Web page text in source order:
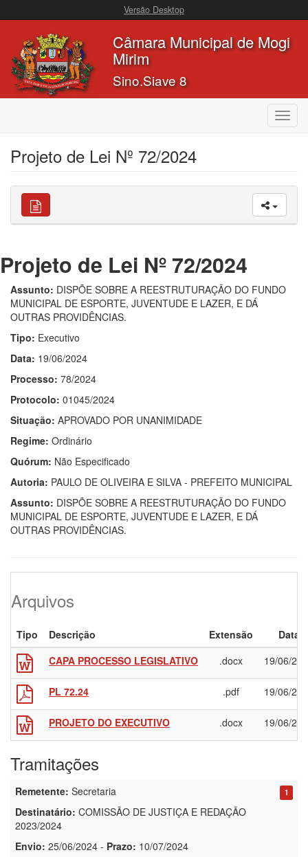
Versão Desktop
Câmara Municipal de Mogi
Mirim
Sino.Siave 8
Projeto de Lei Nº 72/2024
Projeto de Lei Nº 72/2024
Assunto: DISPÕE SOBRE A REESTRUTURAÇÃO DO FUNDO
MUNICIPAL DE ESPORTE, JUVENTUDE E LAZER, E DÁ
OUTRAS PROVIDÊNCIAS.
Tipo: Executivo
Data: 19/06/2024
Processo: 78/2024
Protocolo: 01045/2024
Situação: APROVADO POR UNANIMIDADE
Regime: Ordinário
Quórum: Não Especificado
Autoria: PAULO DE OLIVEIRA E SILVA - PREFEITO MUNICIPAL
Assunto: DISPÕE SOBRE A REESTRUTURAÇÃO DO FUNDO
MUNICIPAL DE ESPORTE, JUVENTUDE E LAZER, E DÁ
OUTRAS PROVIDÊNCIAS.
Arquivos
Tipo Descrição Extensão
Data
CAPA PROCESSO LEGISLATIVO
.docx 19/06/
PL 72.24 .pdf 19/06/
PROJETO DO EXECUTIVO .docx 19/06/
Tramitações
1
Remetente: Secretaria
Destinatário: COMISSÃO DE JUSTIÇA E REDAÇÃO
2023/2024
Envio: 25/06/2024 - Prazo: 10/07/2024